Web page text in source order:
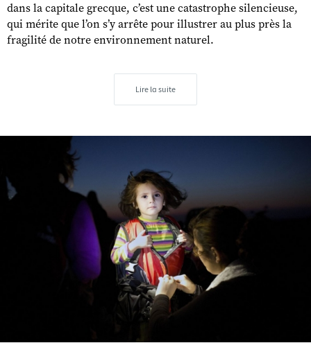
dans la capitale grecque, c’est une catastrophe silencieuse,
qui mérite que l’on s’y arrête pour illustrer au plus près la
fragilité de notre environnement naturel.
Lire la suite